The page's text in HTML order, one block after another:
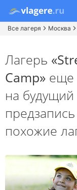
Все лагеря Москва
Лагерь
Camp» еще
на будущий
похожие